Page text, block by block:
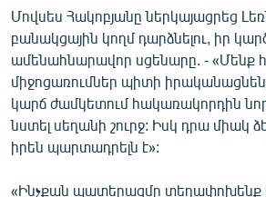
Մովսես Հակոբյանը ներկայացրեց
բանակցային կողմ դարձնելու, իր
ամենահնարավոր սցենարը. -
միջոցառումներ պիտի
կարճ ժամկետում հակառակորդին
նստել սեղանի շուրջ: Իսկ դրա միակ
իրեն պարտադրելն է»:
«Ինչքան պատերազմը տեղափոխենք